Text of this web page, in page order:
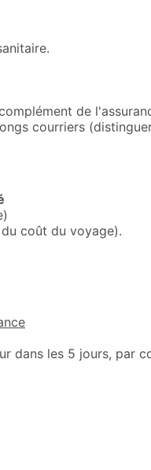
de
courriers
coût du voyage).
dans les 5 jours, par